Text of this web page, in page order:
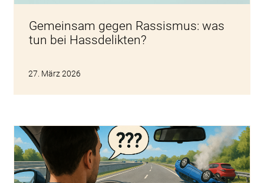
Gemeinsam gegen Rassismus: was
tun bei Hassdelikten?
27. März 2026